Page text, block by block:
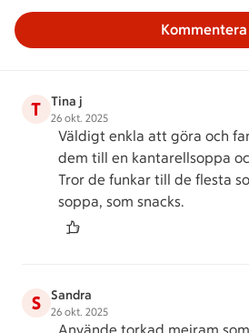
Kommentera
T Tina j
26 okt. 2025
Väldigt enkla att göra och
dem till en kantarellsoppa
Tror de funkar till de flesta
soppa, som snacks.
S Sandra
26 okt. 2025